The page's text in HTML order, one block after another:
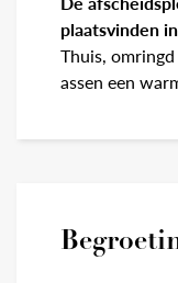
plaatsvinden
Thuis,
assen een